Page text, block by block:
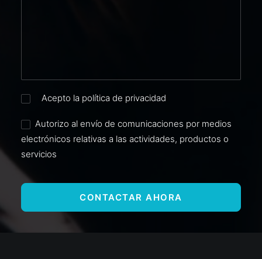
Acepto la política de privacidad
Autorizo al envío de comunicaciones por medios
electrónicos relativas a las actividades, productos o
servicios